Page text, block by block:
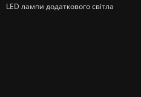
LED лампи додаткового світла